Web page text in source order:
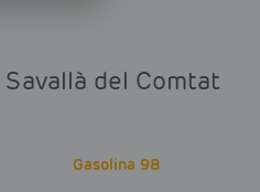
del Comtat
Gasolina 98